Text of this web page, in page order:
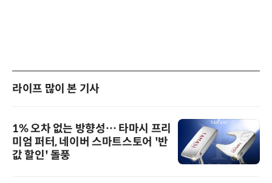
라이프 많이 본 기사
1% 오차 없는 방향성… 타마시 프리
미엄 퍼터, 네이버 스마트스토어 '반
값 할인' 돌풍